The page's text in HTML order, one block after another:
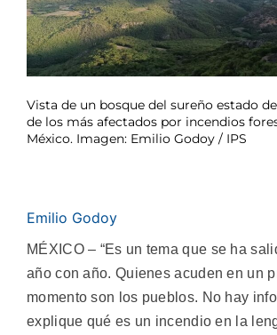
Vista de un bosque del sureño estado
de los más afectados por incendios
México. Imagen: Emilio Godoy / IPS
Emilio Godoy
MÉXICO – “Es un tema que se ha
año con año. Quienes acuden en un
momento son los pueblos. No hay
explique qué es un incendio en la